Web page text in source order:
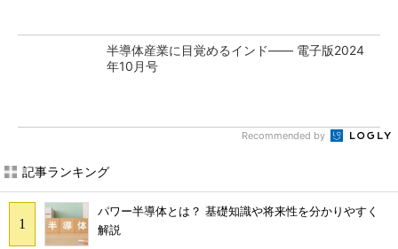
半導体産業に目覚めるインド―― 電子版2024
年10月号
Recommended by
記事ランキング
パワー半導体とは？ 基礎知識や将来性を分かりやすく
解説